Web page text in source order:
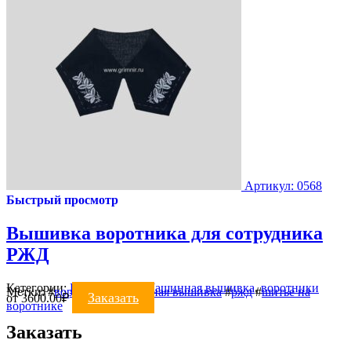
Артикул: 0568
Быстрый просмотр
Вышивка воротника для сотрудника
РЖД
Категории: ВЫШИВКА Машинная вышивка,воротники
Метки:#воротник машинная вышивка#ржд#шитье на
воротнике
от3600.00₽ Заказать
Заказать